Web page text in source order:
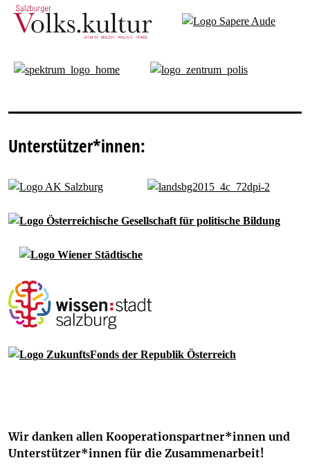
Unterstützer*innen:
Wir danken allen Kooperationspartner*innen und
Unterstützer*innen für die Zusammenarbeit!